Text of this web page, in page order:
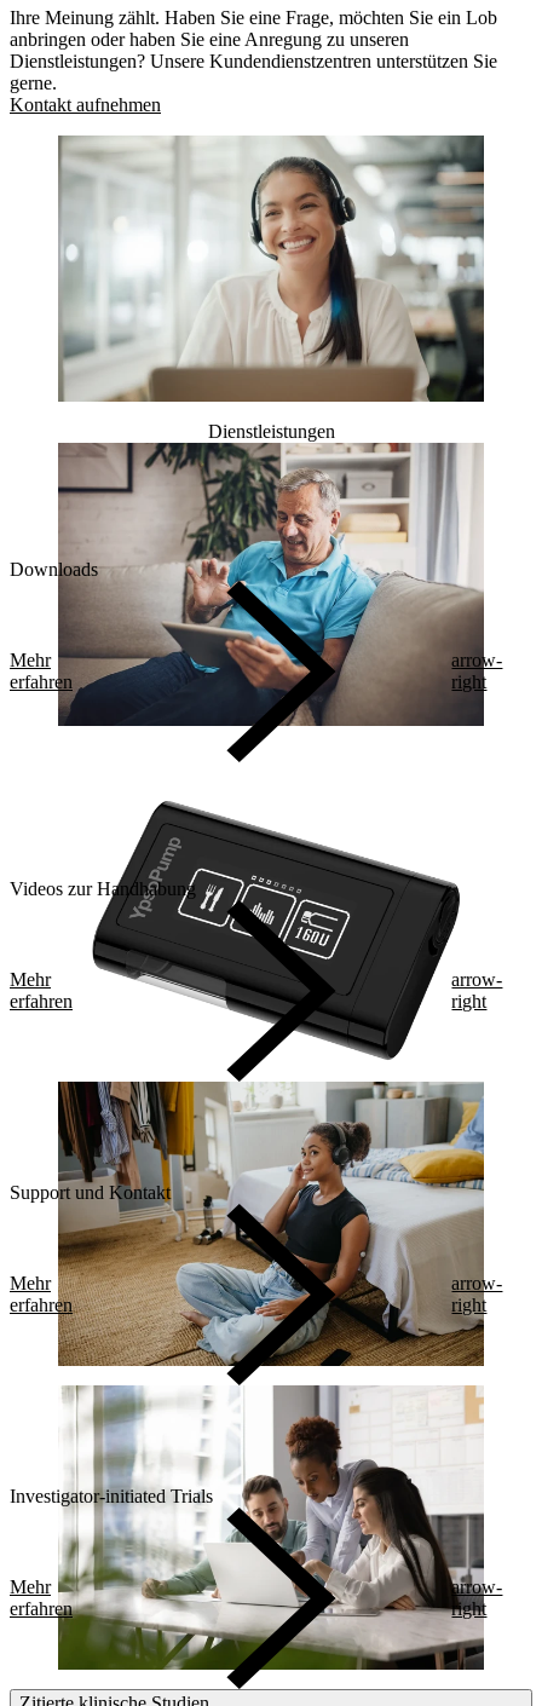
Ihre Meinung zählt. Haben Sie eine Frage, möchten Sie ein Lob
anbringen oder haben Sie eine Anregung zu unseren
Dienstleistungen? Unsere Kundendienstzentren unterstützen Sie
gerne.
Kontakt aufnehmen
Dienstleistungen
Downloads
Mehr
erfahren
arrow-
right
Videos zur Handhabung
Mehr
erfahren
arrow-
right
Support und Kontakt
Mehr
erfahren
arrow-
right
Investigator-initiated Trials
Mehr
erfahren
arrow-
right